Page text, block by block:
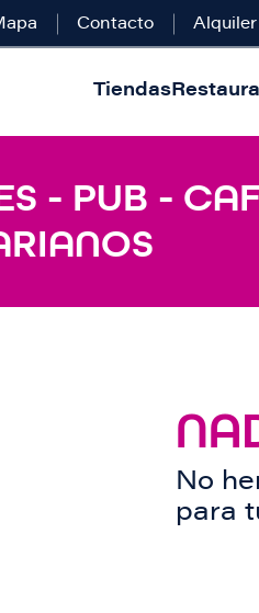
Contacto Alquiler
Tiendas
- PUB -
No
para